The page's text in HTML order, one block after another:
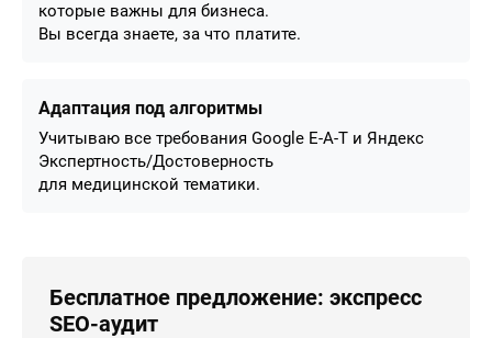
которые важны для бизнеса.
Вы всегда знаете, за что платите.
Адаптация под алгоритмы
Учитываю все требования Google E-A-T и Яндекс
Экспертность/Достоверность
для медицинской тематики.
Бесплатное предложение: экспресс
SEO-аудит